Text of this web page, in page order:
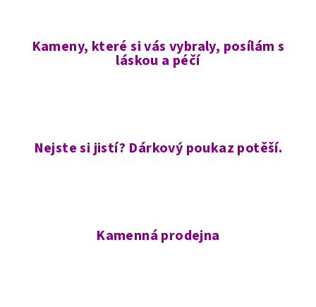
i
s
Kameny, které si vás vybraly, posílám s
láskou a péčí
Nejste si jistí? Dárkový poukaz potěší.
Kamenná prodejna